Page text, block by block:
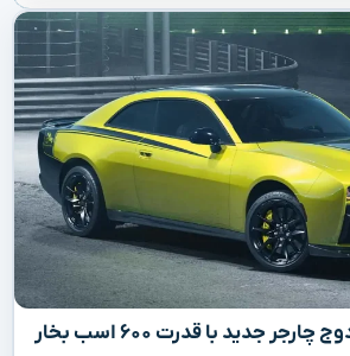
بازگشت سوپر بی: دوج چارجر جدید با قدرت ۶۰۰ اسب بخار